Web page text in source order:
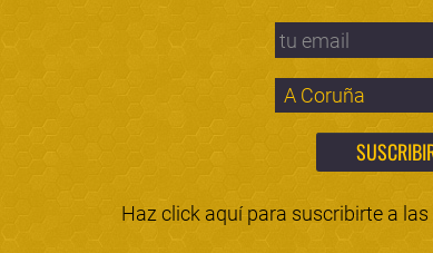
Haz click aquí para suscribirte a